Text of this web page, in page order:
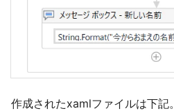
作成されたxamlファイルは下記。